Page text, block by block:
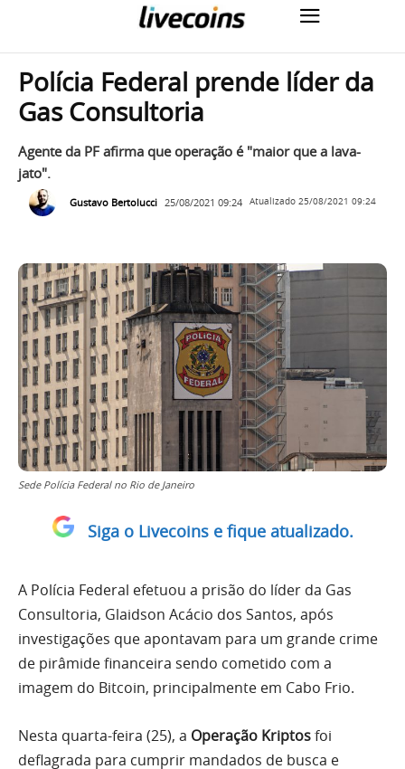
Polícia Federal prende líder da
Gas Consultoria
Agente da PF afirma que operação é "maior que a lava-
jato".
Gustavo Bertolucci 25/08/2021 09:24 Atualizado 25/08/2021 09:24
Sede Polícia Federal no Rio de Janeiro
Siga o Livecoins e fique atualizado.
A Polícia Federal efetuou a prisão do líder da Gas
Consultoria, Glaidson Acácio dos Santos, após
investigações que apontavam para um grande crime
de pirâmide financeira sendo cometido com a
imagem do Bitcoin, principalmente em Cabo Frio.
Nesta quarta-feira (25), a Operação Kriptosfoi
deflagrada para cumprir mandados de busca e